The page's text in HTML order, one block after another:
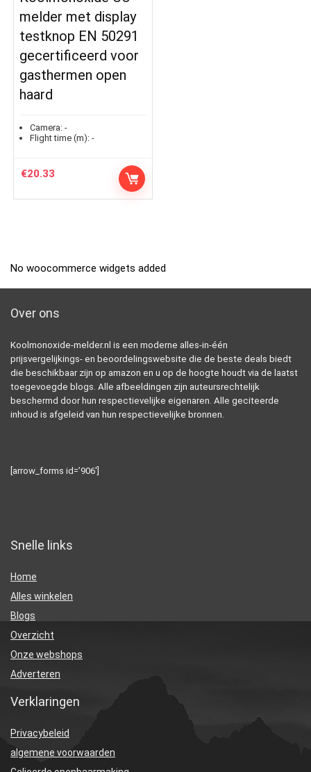
melder met display
testknop EN 50291
gecertificeerd voor
gasthermen open
haard
Camera: -
Flight time (m): -
€20.33
No woocommerce widgets added
Over ons
Koolmonoxide-melder.nl is een moderne alles-in-één
prijsvergelijkings- en beoordelingswebsite die de beste deals biedt
die beschikbaar zijn op amazon en u op de hoogte houdt via de laatst
toegevoegde blogs. Alle afbeeldingen zijn auteursrechtelijk
beschermd door hun respectievelijke eigenaren. Alle geciteerde
inhoud is afgeleid van hun respectievelijke bronnen.
[arrow_forms id=’906′]
Snelle links
Home
Alles winkelen
Blogs
Overzicht
Onze webshops
Adverteren
Verklaringen
Privacybeleid
algemene voorwaarden